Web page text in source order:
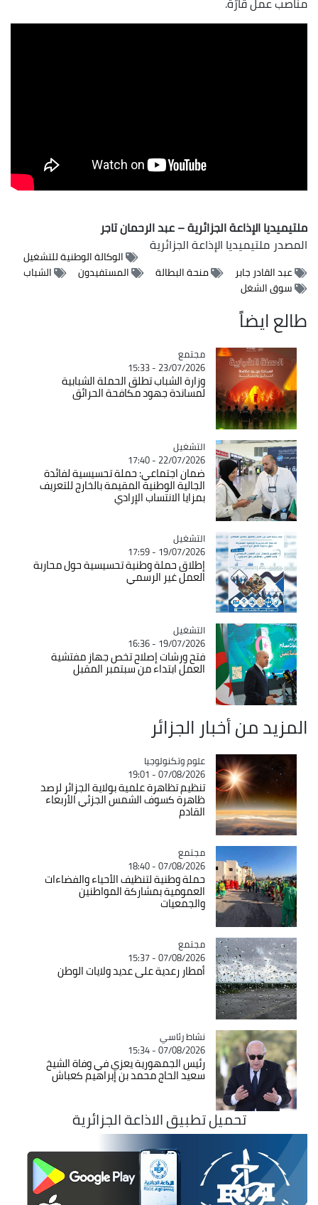
ملتيميديا الإذاعة الجزائرية – عبد الرحمان تاجر
المصدرملتيميديا الإذاعة الجزائرية
الوكالة الوطنية للتشغيل
عبد القادر جابر
منحة البطالة المستفيدون
الشباب
سوق الشغل
طالع ايضاً
Catégorie
مجتمع
23/07/2026 - 15:33
وزارة الشباب تطلق الحملة الشبابية
لمساندة جهود مكافحة الحرائق
Catégorie
التشغيل
22/07/2026 - 17:40
ضمان اجتماعي: حملة تحسيسية لفائدة
الجالية الوطنية المقيمة بالخارج للتعريف
بمزايا الانتساب الإرادي
Catégorie
التشغيل
19/07/2026 - 17:59
إطلاق حملة وطنية تحسيسية حول محاربة
العمل غير الرسمي
Catégorie
التشغيل
19/07/2026 - 16:36
فتح ورشات إصلاح تخص جهاز مفتشية
العمل ابتداء من سبتمبر المقبل
المزيد من أخبار الجزائر
Catégorie
علوم وتكنولوجيا
07/08/2026 - 19:01
تنظيم تظاهرة علمية بولاية الجزائر لرصد
ظاهرة كسوف الشمس الجزئي الأربعاء
القادم
Catégorie
مجتمع
07/08/2026 - 18:40
حملة وطنية لتنظيف الأحياء والفضاءات
العمومية بمشاركة المواطنين
والجمعيات
Catégorie
مجتمع
07/08/2026 - 15:37
أمطار رعدية على عديد ولايات الوطن
Catégorie
نشاط رئاسي
07/08/2026 - 15:34
رئيس الجمهورية يعزي في وفاة الشيخ
سعيد الحاج محمد بن إبراهيم كعباش
تحميل تطبيق الاذاعة الجزائرية